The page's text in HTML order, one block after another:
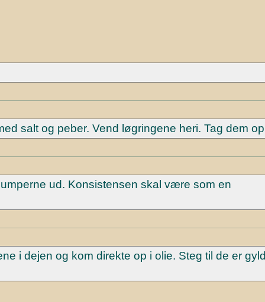
salt og peber. Vend løgringene heri. Tag dem
ud. Konsistensen skal være som en
i dejen og kom direkte op i olie. Steg til de er